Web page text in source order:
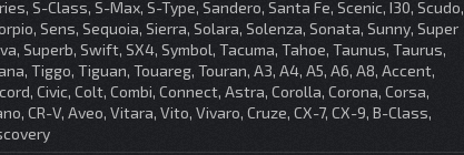
S-Class, S-Max, S-Type, Sandero, Santa Fe, Scenic, I30, Scudo,
Sens, Sequoia, Sierra, Solara, Solenza, Sonata, Sunny, Super
Superb, Swift, SX4, Symbol, Tacuma, Tahoe, Taunus, Taurus,
Tiggo, Tiguan, Touareg, Touran, A3, A4, A5, A6, A8, Accent,
Civic, Colt, Combi, Connect, Astra, Corolla, Corona, Corsa,
CR-V, Aveo, Vitara, Vito, Vivaro, Cruze, CX-7, CX-9, B-Class,